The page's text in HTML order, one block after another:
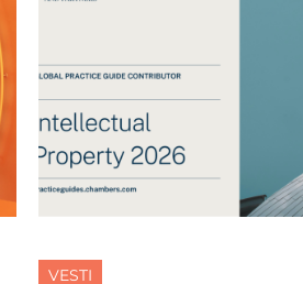
VESTI